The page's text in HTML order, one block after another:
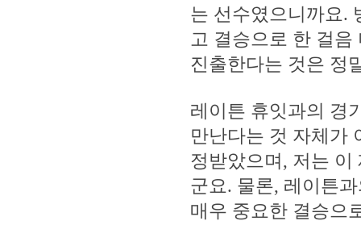
는 선수였으니까요.
고 결승으로 한 걸
진출한다는 것은 정
레이튼 휴잇과의 경
만난다는 것 자체가
정받았으며, 저는 이
군요. 물론, 레이튼
매우 중요한 결승으